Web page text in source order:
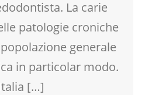
La carie
patologie croniche
generale
in particolar modo.
[…]